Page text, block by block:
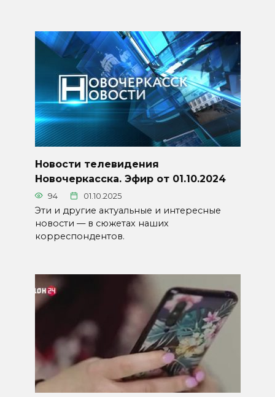
Новости телевидения
Новочеркасска. Эфир от 01.10.2024
94 01.10.2025
Эти и другие актуальные и интересные
новости — в сюжетах наших
корреспондентов.